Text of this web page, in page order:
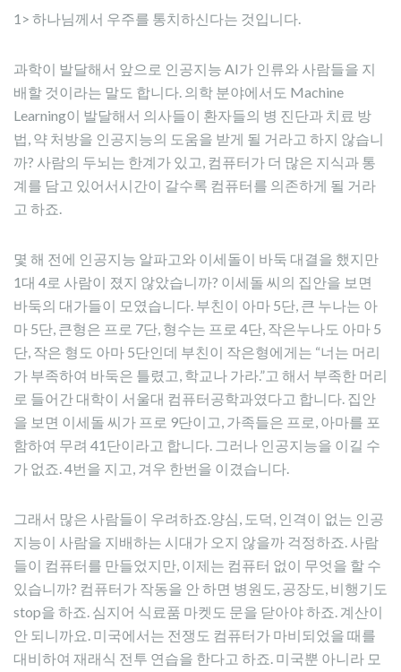
1> 하나님께서 우주를 통치하신다는 것입니다.
과학이 발달해서 앞으로 인공지능 AI가 인류와 사람들을 지
배할 것이라는 말도 합니다. 의학 분야에서도 Machine
Learning이 발달해서 의사들이 환자들의 병 진단과 치료 방
법, 약 처방을 인공지능의 도움을 받게 될 거라고 하지 않습니
까? 사람의 두뇌는 한계가 있고, 컴퓨터가 더 많은 지식과 통
계를 담고 있어서시간이 갈수록 컴퓨터를 의존하게 될 거라
고 하죠.
몇 해 전에 인공지능 알파고와 이세돌이 바둑 대결을 했지만
1대 4로 사람이 졌지 않았습니까? 이세돌 씨의 집안을 보면
바둑의 대가들이 모였습니다. 부친이 아마 5단, 큰 누나는 아
마 5단, 큰형은 프로 7단, 형수는 프로 4단, 작은누나도 아마 5
단, 작은 형도 아마 5단인데 부친이 작은형에게는 “너는 머리
가 부족하여 바둑은 틀렸고, 학교나 가라.”고 해서 부족한 머리
로 들어간 대학이 서울대 컴퓨터공학과였다고 합니다. 집안
을 보면 이세돌 씨가 프로 9단이고, 가족들은 프로, 아마를 포
함하여 무려 41단이라고 합니다. 그러나 인공지능을 이길 수
가 없죠. 4번을 지고, 겨우 한번을 이겼습니다.
그래서 많은 사람들이 우려하죠.양심, 도덕, 인격이 없는 인공
지능이 사람을 지배하는 시대가 오지 않을까 걱정하죠. 사람
들이 컴퓨터를 만들었지만, 이제는 컴퓨터 없이 무엇을 할 수
있습니까? 컴퓨터가 작동을 안 하면 병원도, 공장도, 비행기도
stop을 하죠. 심지어 식료품 마켓도 문을 닫아야 하죠. 계산이
안 되니까요. 미국에서는 전쟁도 컴퓨터가 마비되었을 때를
대비하여 재래식 전투 연습을 한다고 하죠. 미국뿐 아니라 모